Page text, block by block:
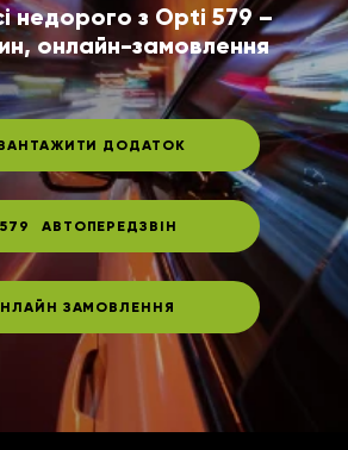
недорого з Opti 579 –
онлайн-замовлення
ДОДАТОК
579 АВТОПЕРЕДЗВІН
ЗАМОВЛЕННЯ